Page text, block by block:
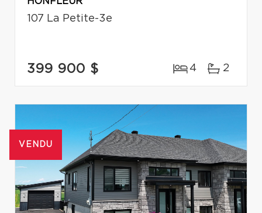
107 La Petite-3e
399 900 $ 4 2
VENDU